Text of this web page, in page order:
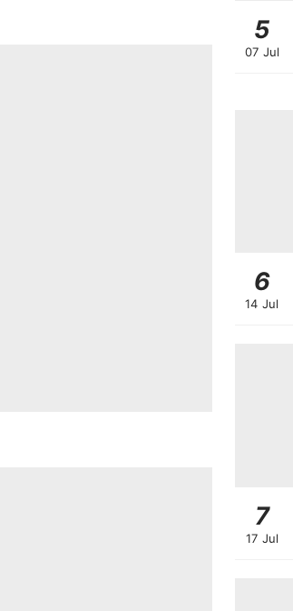
5
07 Jul
6
14 Jul
7
17 Jul